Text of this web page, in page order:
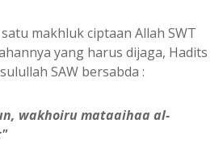
makhluk ciptaan Allah SWT
yang harus dijaga, Hadits
SAW bersabda :
wakhoiru mataaihaa al-